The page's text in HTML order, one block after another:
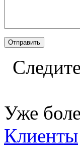
Уже
Клиенты